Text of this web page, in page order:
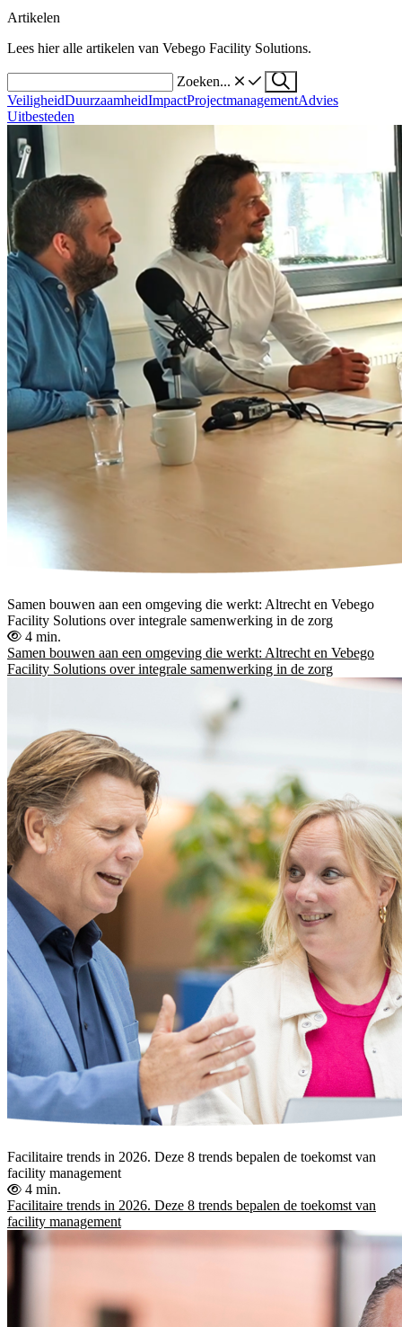
Artikelen
Lees hier alle artikelen van Vebego Facility Solutions.
Zoeken...
VeiligheidDuurzaamheidImpactProjectmanagementAdvies
Uitbesteden
Samen bouwen aan een omgeving die werkt: Altrecht en Vebego
Facility Solutions over integrale samenwerking in de zorg
4 min.
Samen bouwen aan een omgeving die werkt: Altrecht en Vebego
Facility Solutions over integrale samenwerking in de zorg
Facilitaire trends in 2026. Deze 8 trends bepalen de toekomst van
facility management
4 min.
Facilitaire trends in 2026. Deze 8 trends bepalen de toekomst van
facility management